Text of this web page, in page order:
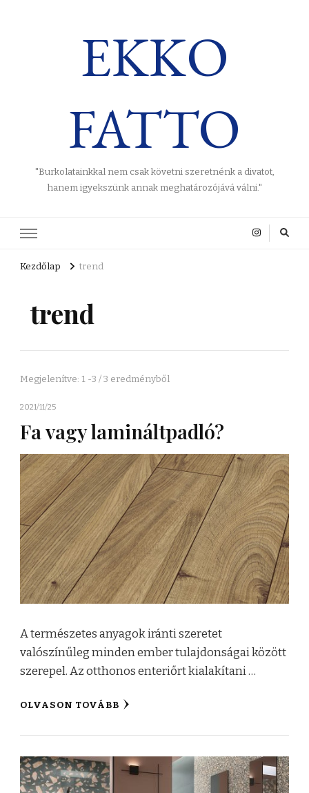
EKKO
FATTO
"Burkolatainkkal nem csak követni szeretnénk a divatot,
hanem igyekszünk annak meghatározójává válni."
Kezdőlap trend
trend
Megjelenítve: 1 -3 / 3 eredményből
2021/11/25
Fa vagy lamináltpadló?
A természetes anyagok iránti szeretet
valószínűleg minden ember tulajdonságai között
szerepel. Az otthonos enteriőrt kialakítani …
OLVASON TOVÁBB